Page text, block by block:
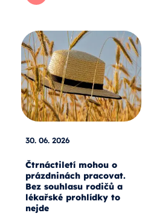
30. 06. 2026
Čtrnáctiletí mohou o
prázdninách pracovat.
Bez souhlasu rodičů a
lékařské prohlídky to
nejde